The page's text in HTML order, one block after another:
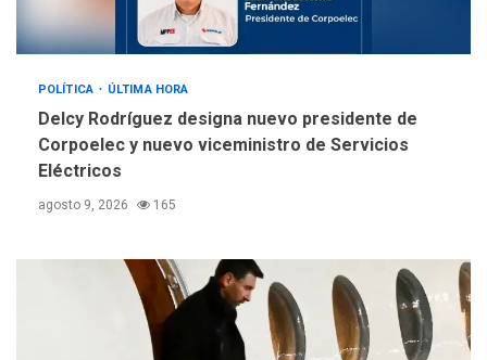
POLÍTICA ÚLTIMA HORA
Delcy Rodríguez designa nuevo presidente de
Corpoelec y nuevo viceministro de Servicios
Eléctricos
agosto 9, 2026 165